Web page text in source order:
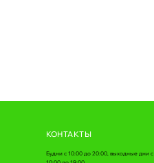
КОНТАКТЫ
Будни с 10:00 до 20:00, выходные дни с